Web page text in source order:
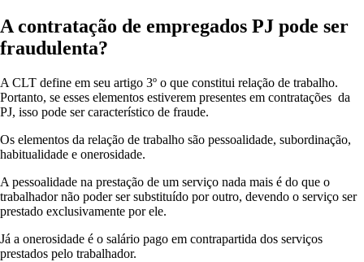
A contratação de empregados PJ pode ser
fraudulenta?
A CLT define em seu artigo 3º o que constitui relação de trabalho.
Portanto, se esses elementos estiverem presentes em contratações da
PJ, isso pode ser característico de fraude.
Os elementos da relação de trabalho são pessoalidade, subordinação,
habitualidade e onerosidade.
A pessoalidade na prestação de um serviço nada mais é do que o
trabalhador não poder ser substituído por outro, devendo o serviço ser
prestado exclusivamente por ele.
Já a onerosidade é o salário pago em contrapartida dos serviços
prestados pelo trabalhador.